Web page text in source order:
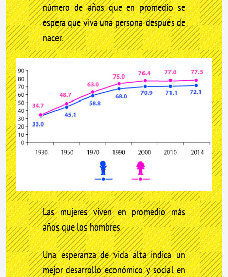
número de años que en promedio se
espera que viva una persona después de
nacer.
Las mujeres viven en promedio más
años que los hombres
Una esperanza de vida alta indica un
mejor desarrollo económico y social en